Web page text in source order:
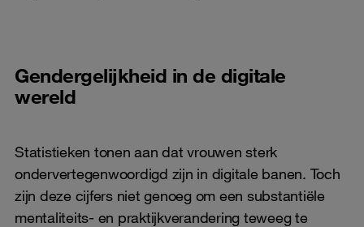
Gendergelijkheid in de digitale
wereld
Statistieken tonen aan dat vrouwen sterk
ondervertegenwoordigd zijn in digitale banen. Toch
zijn deze cijfers niet genoeg om een substantiële
mentaliteits- en praktijkverandering teweeg te